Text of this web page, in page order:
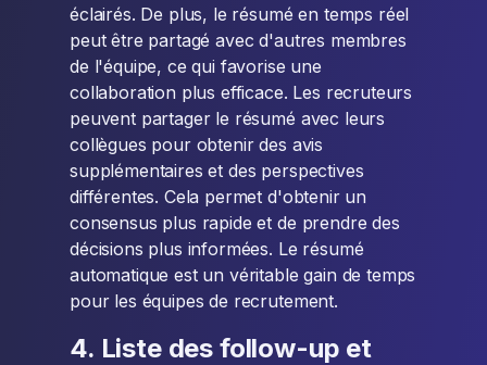
éclairés. De plus, le résumé en temps réel
peut être partagé avec d'autres membres
de l'équipe, ce qui favorise une
collaboration plus efficace. Les recruteurs
peuvent partager le résumé avec leurs
collègues pour obtenir des avis
supplémentaires et des perspectives
différentes. Cela permet d'obtenir un
consensus plus rapide et de prendre des
décisions plus informées. Le résumé
automatique est un véritable gain de temps
pour les équipes de recrutement.
4. Liste des follow-up et